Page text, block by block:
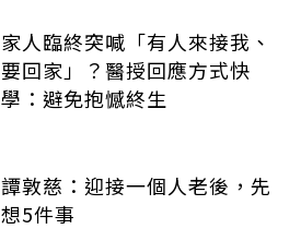
家人臨終突喊「有人來接我、
要回家」？醫授回應方式快
學：避免抱憾終生
譚敦慈：迎接一個人老後，先
想5件事